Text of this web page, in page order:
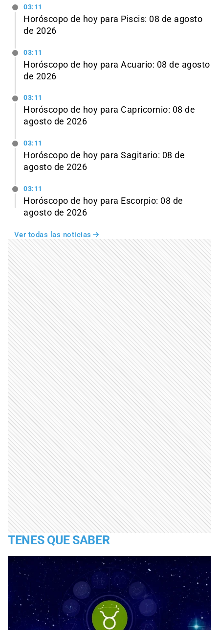
03:11
Horóscopo de hoy para Piscis: 08 de agosto
de 2026
03:11
Horóscopo de hoy para Acuario: 08 de agosto
de 2026
03:11
Horóscopo de hoy para Capricornio: 08 de
agosto de 2026
03:11
Horóscopo de hoy para Sagitario: 08 de
agosto de 2026
03:11
Horóscopo de hoy para Escorpio: 08 de
agosto de 2026
Ver todas las noticias
TENES QUE SABER